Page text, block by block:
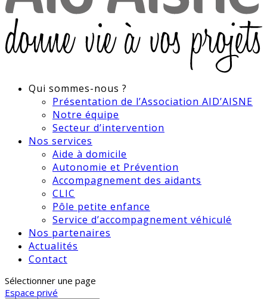
Qui sommes-nous ?
Présentation de l’Association AID’AISNE
Notre équipe
Secteur d’intervention
Nos services
Aide à domicile
Autonomie et Prévention
Accompagnement des aidants
CLIC
Pôle petite enfance
Service d’accompagnement véhiculé
Nos partenaires
Actualités
Contact
Sélectionner une page
Espace privé